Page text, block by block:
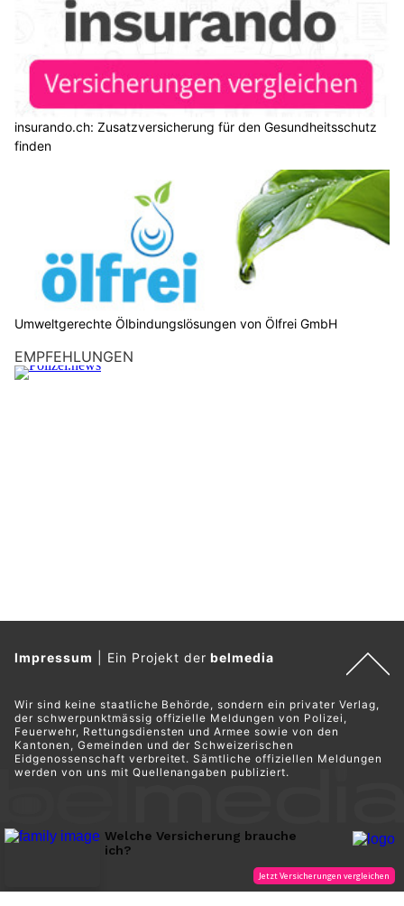
insurando.ch: Zusatzversicherung für den Gesundheitsschutz
finden
Umweltgerechte Ölbindungslösungen von Ölfrei GmbH
EMPFEHLUNGEN
Impressum Ein Projekt derbelmedia
Wir sind keine staatliche Behörde, sondern ein privater Verlag,
der schwerpunktmässig offizielle Meldungen von Polizei,
Feuerwehr, Rettungsdiensten und Armee sowie von den
Kantonen, Gemeinden und der Schweizerischen
Eidgenossenschaft verbreitet. Sämtliche offiziellen Meldungen
werden von uns mit Quellenangaben publiziert.